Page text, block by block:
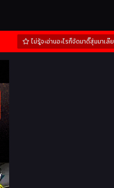
ไม่รู้จะอ่านอะไรก็จัดมาดิ๊สุ่มมาเล๊ย